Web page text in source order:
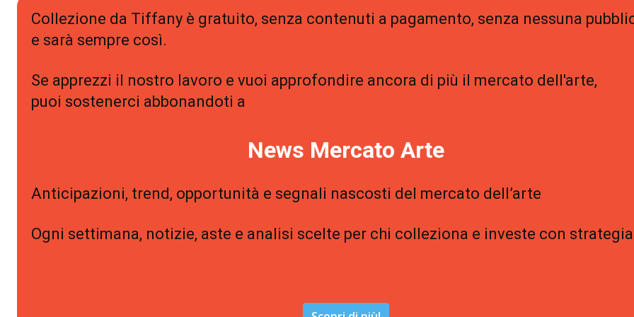
Collezione da Tiffany è gratuito, senza contenuti a pagamento, senza nessuna
e sarà sempre così.
Se apprezzi il nostro lavoro e vuoi approfondire ancora di più il mercato dell'arte,
puoi sostenerci abbonandoti a
News Mercato Arte
Anticipazioni, trend, opportunità e segnali nascosti del mercato dell’arte
Ogni settimana, notizie, aste e analisi scelte per chi colleziona e investe con